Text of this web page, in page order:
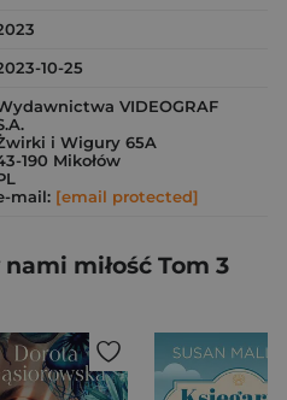
10-25
VIDEOGRAF
i Wigury 65A
190 Mikołów
mail: [email protected]
miłość Tom 3